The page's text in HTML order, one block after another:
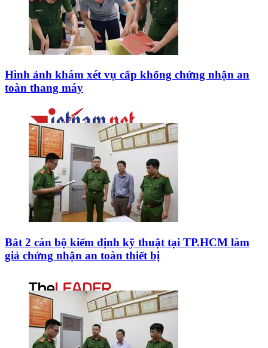
Hình ảnh khám xét vụ cấp khống chứng nhận an
toàn thang máy
Bắt 2 cán bộ kiểm định kỹ thuật tại TP.HCM làm
giả chứng nhận an toàn thiết bị